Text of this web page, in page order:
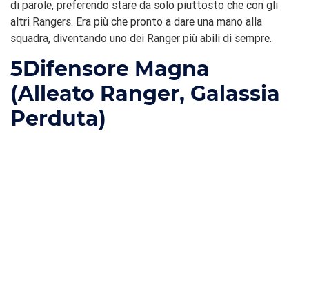
di parole, preferendo stare da solo piuttosto che con gli
altri Rangers. Era più che pronto a dare una mano alla
squadra, diventando uno dei Ranger più abili di sempre.
5Difensore Magna
(Alleato Ranger, Galassia
Perduta)